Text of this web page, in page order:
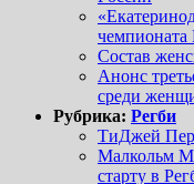
чемпионата
Состав
Анонс
среди
Рубрика: Регби
ТиДжей
Малкольм
старту в